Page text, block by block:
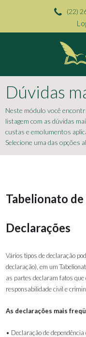
(22)
Dúvidas
Neste módulo você
listagem com as dúvidas
custas e emolumentos
Selecione uma das opções
Tabelionato
Declarações
Vários tipos de declaração
declaração), em um
as partes declaram fatos que
responsabilidade civil e
As declarações mais
• Declaração de